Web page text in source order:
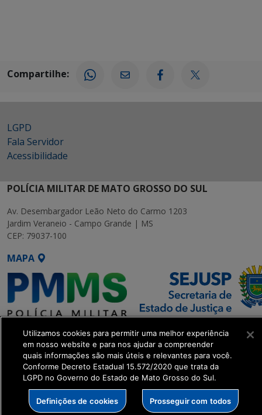
Compartilhe:
LGPD
Fala Servidor
Acessibilidade
POLÍCIA MILITAR DE MATO GROSSO DO SUL
Av. Desembargador Leão Neto do Carmo 1203
Jardim Veraneio - Campo Grande | MS
CEP: 79037-100
MAPA
SETDIG | Secretaria-Executiva
de Transformação Digital
get_footer();
Utilizamos cookies para permitir uma melhor experiência
em nosso website e para nos ajudar a compreender
quais informações são mais úteis e relevantes para você.
Conforme Decreto Estadual 15.572/2020 que trata da
LGPD no Governo do Estado de Mato Grosso do Sul.
Definições de cookies Prosseguir com todos